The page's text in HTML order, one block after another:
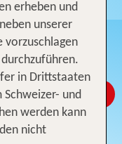
erheben und
unserer
vorzuschlagen
in Drittstaaten
Schweizer- und
werden kann
nicht